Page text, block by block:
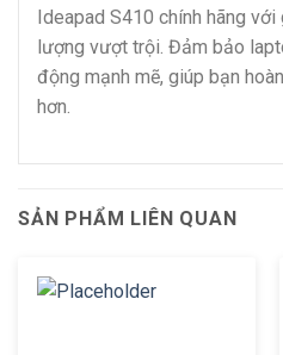
Ideapad S410 chính hãng
lượng vượt trội. Đảm bảo
động mạnh mẽ, giúp bạn
hơn.
SẢN PHẨM LIÊN QUAN